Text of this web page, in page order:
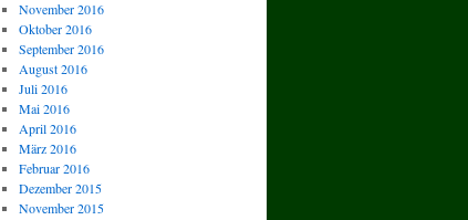
November 2016
Oktober 2016
September 2016
August 2016
Juli 2016
Mai 2016
April 2016
März 2016
Februar 2016
Dezember 2015
November 2015